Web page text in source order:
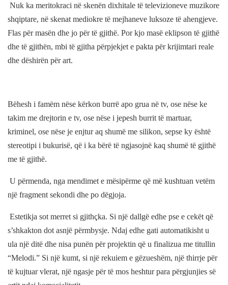
Nuk ka meritokraci në skenën dixhitale të televizioneve muzikore
shqiptare, në skenat mediokre të mejhaneve luksoze të ahengjeve.
Flas për masën dhe jo për të gjithë. Por kjo masë eklipson të gjithë
dhe të gjithën, mbi të gjitha përpjekjet e pakta për krijimtari reale
dhe dëshirën për art.
Bëhesh i famëm nëse kërkon burrë apo grua në tv, ose nëse ke
takim me drejtorin e tv, ose nëse i jepesh burrit të martuar,
kriminel, ose nëse je enjtur aq shumë me silikon, sepse ky është
stereotipi i bukurisë, që i ka bërë të ngjasojnë kaq shumë të gjithë
me të gjithë.
U përmenda, nga mendimet e mësipërme që më kushtuan vetëm
një fragment sekondi dhe po dëgjoja.
Estetikja sot merret si gjithçka. Si një dallgë edhe pse e cekët që
s’shkakton dot asnjë përmbysje. Ndaj edhe gati automatikisht u
ula një ditë dhe nisa punën për projektin që u finalizua me titullin
“Melodi.” Si një kumt, si një rekuiem e gëzueshëm, një thirrje për
të kujtuar vlerat, një ngasje për të mos heshtur para përgjunjies së